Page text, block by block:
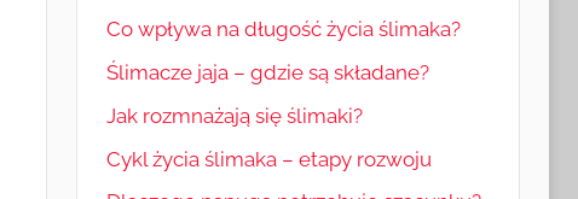
Co wpływa na długość życia ślimaka?
Ślimacze jaja – gdzie są składane?
Jak rozmnażają się ślimaki?
Cykl życia ślimaka – etapy rozwoju